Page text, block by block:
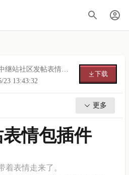
红石中继站社区发帖表情插件
23 13:43:32
下载
更多
情包插件
表情走来了。